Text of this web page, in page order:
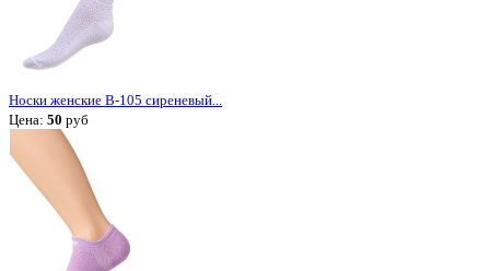
Носки женские В-105 сиреневый...
Цена: 50 руб